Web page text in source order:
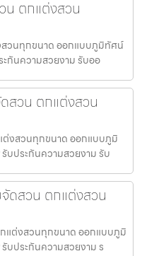
น ตกแต่งสวน
วนทุกขนาด ออกแบบภูมิทัศน์
กันความสวยงาม รับออ
สวน ตกแต่งสวน
ต่งสวนทุกขนาด ออกแบบภูมิ
บประกันความสวยงาม รับ
ดสวน ตกแต่งสวน
แต่งสวนทุกขนาด ออกแบบภูมิ
บประกันความสวยงาม ร